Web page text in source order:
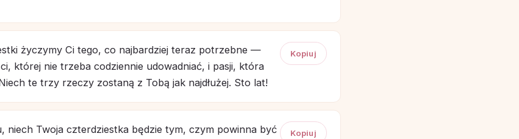
życzymy Ci tego, co najbardziej teraz potrzebne —
której nie trzeba codziennie udowadniać, i pasji, która
te trzy rzeczy zostaną z Tobą jak najdłużej. Sto lat!
Kopiuj
niech Twoja czterdziestka będzie tym, czym powinna być
Kopiuj